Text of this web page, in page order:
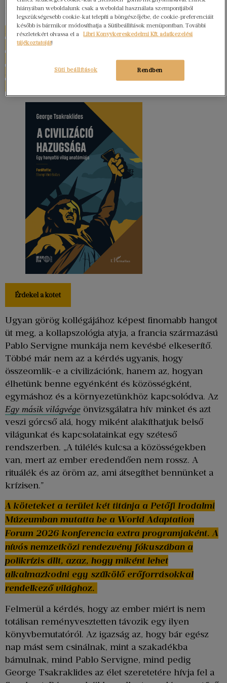
hordozzák.
Radikális számvetés ez saját önzésünkkel és a
ténnyel, hogy az összeomlás ellen már semmit sem
tehetünk – egyedül azt dönthetjük el, milyen
szerepet vállalunk a következmények
Érdekel a kötet
Ugyan görög kollégájához képest finomabb hangot
üt meg, a kollapszológia atyja, a francia származású
Pablo Servigne munkája nem kevésbé elkeserítő.
Többé már nem az a kérdés ugyanis, hogy
összeomlik-e a civilizációnk, hanem az, hogyan
élhetünk benne egyénként és közösségként,
egymáshoz és a környezetünkhöz kapcsolódva. Az
Egy másik világvége önvizsgálatra hív minket és azt
veszi górcső alá, hogy miként alakíthatjuk belső
világunkat és kapcsolatainkat egy széteső
rendszerben. „A túlélés kulcsa a közösségekben
van, mert az ember eredendően nem rossz. A
rituálék és az öröm az, ami átsegíthet bennünket a
krízisen.”
A köteteket a terület két titánja a Petőfi Irodalmi
Múzeumban mutatta be a World Adaptation
Forum 2026 konferencia extra programjaként. A
nívós nemzetközi rendezvény fókuszában a
polikrízis állt, azaz, hogy miként lehet
alkalmazkodni egy szűkölő erőforrásokkal
rendelkező világhoz.
Felmerül a kérdés, hogy az ember miért is nem
totálisan reményvesztetten távozik egy ilyen
könyvbemutatóról. Az igazság az, hogy bár egész
nap mást sem csinálnak, mint a szakadékba
bámulnak, mind Pablo Servigne, mind pedig
George Tsakraklides az élet szeretetére hívja fel a
hiányában weboldalunk csak a weboldal használata szempontjából
legszükségesebb cookie-kat telepíti a böngészőjébe, de cookie-preferenciáit
később is bármikor módosíthatja a Sütibeállítások menüpontban. További
részletekért olvassa el a
Libri Könyvkereskedelmi Kft. adatkezelési
tájékoztatóját!
Rendben
Süti beállítások